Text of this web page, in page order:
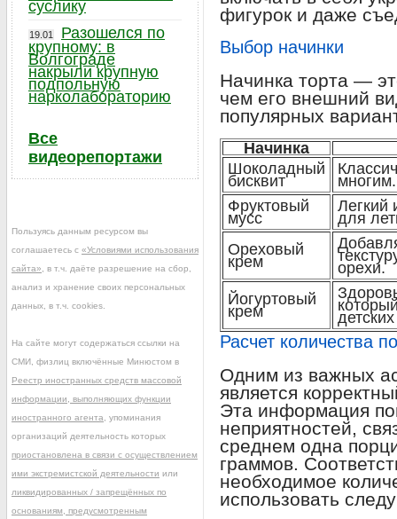
фигурок и даже
Выбор начинки
Начинка торта —
чем его внешний
популярных
Начинка
Шоколадный
бисквит
Фруктовый
мусс
Легкий
для
Ореховый
крем
орехи.
Йогуртовый
крем
Расчет количества
Одним из важных
является
Эта информация
неприятностей,
среднем одна
граммов.
необходимое
использовать
суслику
19.01
Разошелся по
крупному: в
Волгограде
накрыли крупную
подпольную
нарколабораторию
Все
видеорепортажи
Пользуясь данным ресурсом вы
соглашаетесь с «Условиями использования
сайта» , в т.ч. даёте разрешение на сбор,
анализ и хранение своих персональных
данных, в т.ч. cookies.
На сайте могут содержаться ссылки на
СМИ, физлиц включённые Минюстом в
Реестр иностранных средств массовой
информации, выполняющих функции
иностранного агента , упоминания
организаций деятельность которых
приостановлена в связи с осуществлением
ими экстремистской деятельности или
ликвидированных / запрещённых по
основаниям, предусмотренным